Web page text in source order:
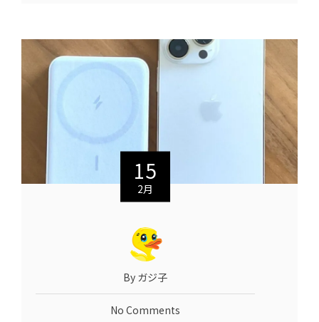
15
2月
By ガジ子
No Comments